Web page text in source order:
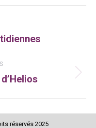
réservés 2025